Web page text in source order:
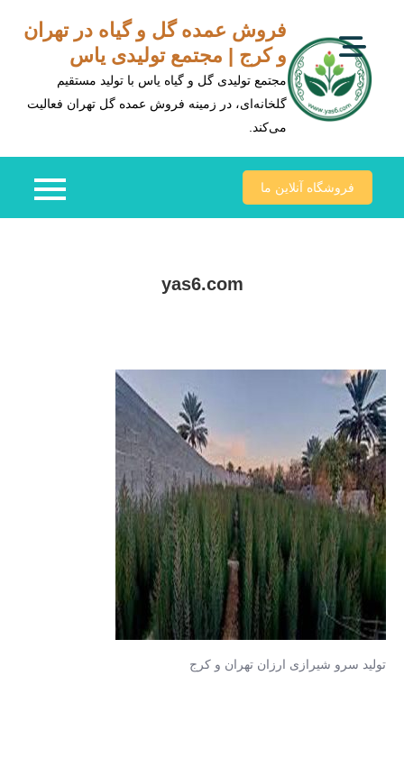
content
فروش عمده گل و گیاه در تهران
و کرج | مجتمع تولیدی یاس
مجتمع تولیدی گل و گیاه یاس با تولید مستقیم
گلخانه‌ای، در زمینه فروش عمده گل تهران فعالیت
می‌کند.
فروشگاه آنلاین ما
yas6.com
تولید سرو شیرازی ارزان تهران و کرج